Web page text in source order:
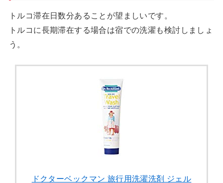
トルコ滞在日数分あることが望ましいです。
トルコに長期滞在する場合は宿での洗濯も検討しましょ
う。
ドクターベックマン 旅行用洗濯洗剤 ジェル